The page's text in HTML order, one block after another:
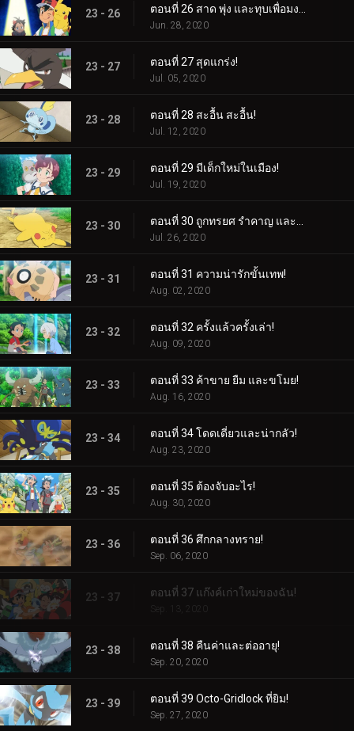
23 - 26
Jun. 28, 2020
23 - 27 ตอนที่ 27 สุดแกร่ง!
Jul. 05, 2020
23 - 28 ตอนที่ 28 สะอื้น สะอื้น!
Jul. 12, 2020
23 - 29 ตอนที่ 29 มีเด็กใหม่ในเมือง!
Jul. 19, 2020
23 - 30
Jul. 26, 2020
23 - 31 ตอนที่ 31 ความน่ารักขั้นเทพ!
Aug. 02, 2020
23 - 32 ตอนที่ 32 ครั้งแล้วครั้งเล่า!
Aug. 09, 2020
23 - 33 ตอนที่ 33 ค้าขาย ยืม และขโมย!
Aug. 16, 2020
23 - 34 ตอนที่ 34 โดดเดี่ยวและน่ากลัว!
Aug. 23, 2020
23 - 35 ตอนที่ 35 ต้องจับอะไร!
Aug. 30, 2020
23 - 36 ตอนที่ 36 ศึกกลางทราย!
Sep. 06, 2020
23 - 37 ตอนที่ 37 แก๊งค์เก่าใหม่ของฉัน!
Sep. 13, 2020
23 - 38 ตอนที่ 38 คืนค่าและต่ออายุ!
Sep. 20, 2020
23 - 39 ตอนที่ 39 Octo-Gridlock ที่ยิม!
Sep. 27, 2020